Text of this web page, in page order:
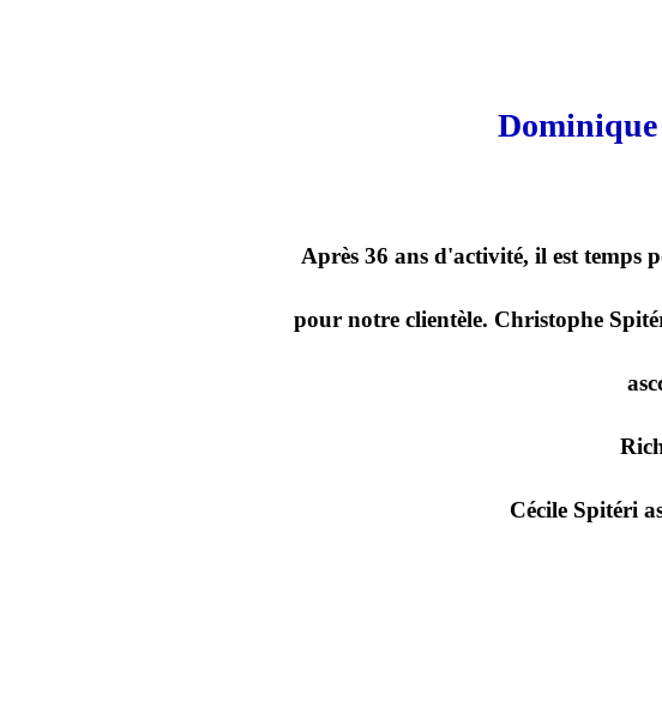
Après 36 ans d'activité, il est temps
pour notre clientèle. Christophe
Cécile Spitéri